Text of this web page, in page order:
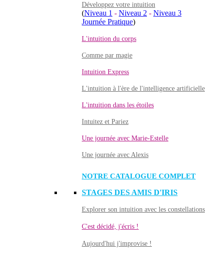
Développez votre intuition
(Niveau 1 - Niveau 2 - Niveau 3
Journée Pratique)
L'intuition du corps
Comme par magie
Intuition Express
L'intuition à l'ère de l'intelligence artificielle
L'intuition dans les étoiles
Intuitez et Pariez
Une journée avec Marie-Estelle
Une journée avec Alexis
NOTRE CATALOGUE COMPLET
STAGES DES AMIS D'IRIS
Explorer son intuition avec les constellations
C'est décidé, j'écris !
Aujourd'hui j'improvise !